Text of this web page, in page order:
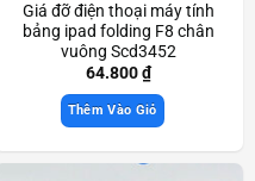
Giá đỡ điện thoại máy tính
bảng ipad folding F8 chân
vuông Scd3452
64.800₫
Thêm Vào Giỏ